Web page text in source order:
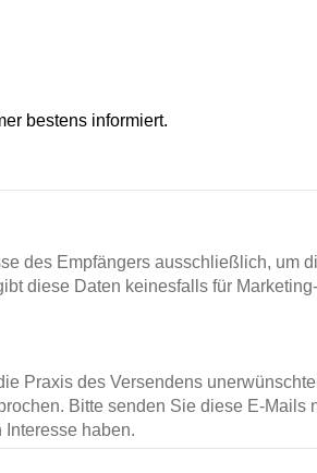
bestens informiert.
des Empfängers ausschließlich, um
diese Daten keinesfalls für Marketing-
Praxis des Versendens
Bitte senden Sie diese E-Mails
haben.